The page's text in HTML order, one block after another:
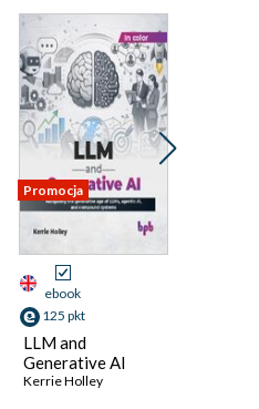
Promocja
ebook
125 pkt
LLM and
Generative AI
Kerrie Holley